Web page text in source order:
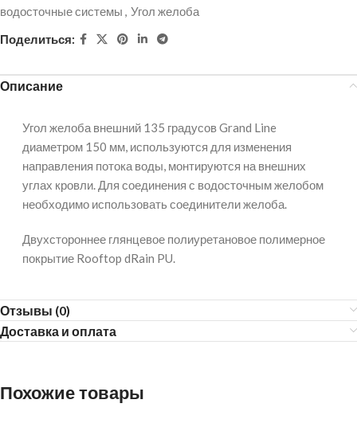
водосточные системы , Угол желоба
Поделиться:
Описание
Угол желоба внешний 135 градусов Grand Line
диаметром 150 мм, используются для изменения
направления потока воды, монтируются на внешних
углах кровли. Для соединения с водосточным желобом
необходимо использовать соединители желоба.
Двухстороннее глянцевое полиуретановое полимерное
покрытие Rooftop dRain PU.
Отзывы (0)
Доставка и оплата
Похожие товары